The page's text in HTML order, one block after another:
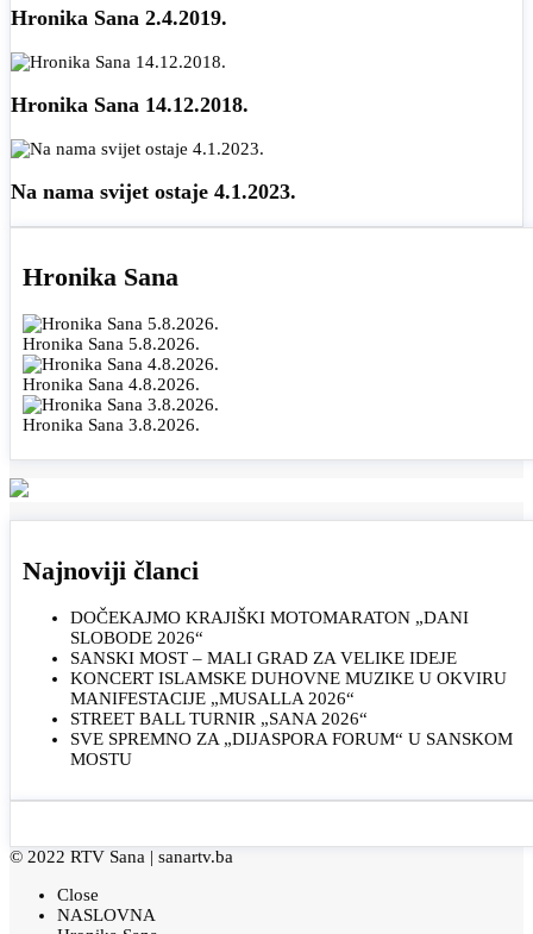
Hronika Sana 2.4.2019.
Hronika Sana 14.12.2018.
Na nama svijet ostaje 4.1.2023.
Hronika Sana
Hronika Sana 5.8.2026.
Hronika Sana 4.8.2026.
Hronika Sana 3.8.2026.
Najnoviji članci
DOČEKAJMO KRAJIŠKI MOTOMARATON „DANI
SLOBODE 2026“
SANSKI MOST – MALI GRAD ZA VELIKE IDEJE
KONCERT ISLAMSKE DUHOVNE MUZIKE U OKVIRU
MANIFESTACIJE „MUSALLA 2026“
STREET BALL TURNIR „SANA 2026“
SVE SPREMNO ZA „DIJASPORA FORUM“ U SANSKOM
MOSTU
© 2022 RTV Sana | sanartv.ba
Close
NASLOVNA